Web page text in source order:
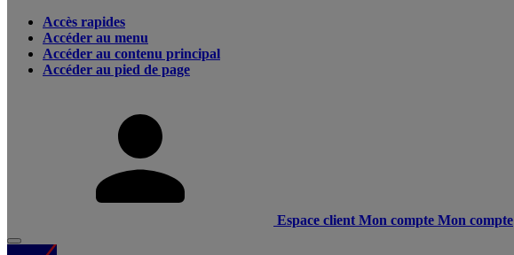
Accès rapides
Accéder au menu
Accéder au contenu principal
Accéder au pied de page
Espace client Mon compte Mon compte